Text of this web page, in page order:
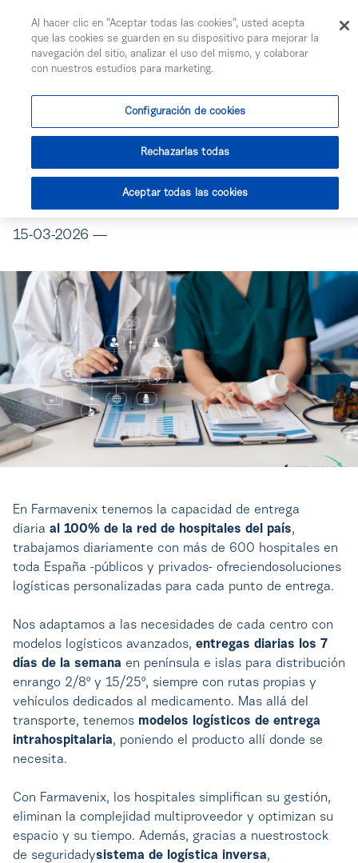
Saltar al contenido principal
Farmavenix: logística
que impulsa la
eficiencia hospitalaria
15-03-2026 —
En Farmavenix tenemos la capacidad de entrega
diaria al 100% de la red de hospitales del país,
trabajamos diariamente con más de 600 hospitales en
toda España -públicos y privados- ofreciendosoluciones
logísticas personalizadas para cada punto de entrega.
Nos adaptamos a las necesidades de cada centro con
modelos logísticos avanzados, entregas diarias los 7
días de la semana en península e islas para distribución
enrango 2/8º y 15/25º, siempre con rutas propias y
vehículos dedicados al medicamento. Mas allá del
transporte, tenemos modelos logísticos de entrega
intrahospitalaria, poniendo el producto allí donde se
necesita.
Con Farmavenix, los hospitales simplifican su gestión,
eliminan la complejidad multiproveedor y optimizan su
espacio y su tiempo. Además, gracias a nuestrostock
de seguridadysistema de logística inversa,
Al hacer clic en “Aceptar todas las cookies”, usted acepta
que las cookies se guarden en su dispositivo para mejorar la
navegación del sitio, analizar el uso del mismo, y colaborar
con nuestros estudios para marketing.
Configuración de cookies
Rechazarlas todas
Aceptar todas las cookies